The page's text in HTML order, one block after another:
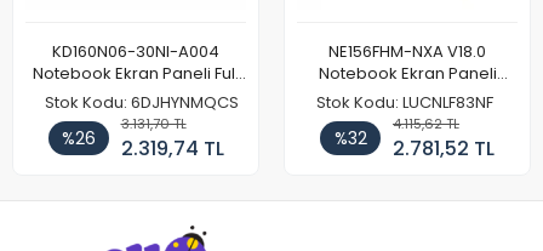
KD160N06-30NI-A004
Notebook Ekran Paneli Full
HD
Stok Kodu: 6DJHYNMQCS
%26
3.131,70 TL
2.319,74 TL
NE156FHM-NXA V18.0
Notebook Ekran Paneli
144Hz
Stok Kodu: LUCNLF83NF
%32
4.115,62 TL
2.781,52 TL